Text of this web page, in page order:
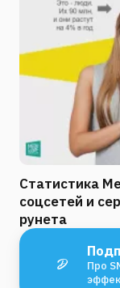
Статистика
соцсетей и
рунета
Про